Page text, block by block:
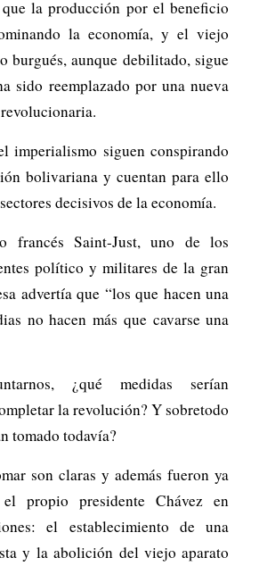
la producción por el beneficio
la economía, y el viejo
burgués, aunque debilitado, sigue
sido reemplazado por una nueva
imperialismo siguen conspirando
bolivariana y cuentan para ello
decisivos de la economía.
francés Saint-Just, uno de los
político y militares de la gran
advertía que “los que hacen una
no hacen más que cavarse una
¿qué medidas serían
la revolución? Y sobretodo
tomado todavía?
son claras y además fueron ya
propio presidente Chávez en
el establecimiento de una
y la abolición del viejo aparato